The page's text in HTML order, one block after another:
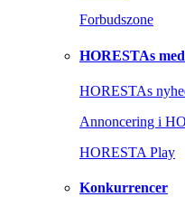
Forbudszone
HORESTAs
HORESTAs
Annoncering i
HORESTA Play
Konkurrencer